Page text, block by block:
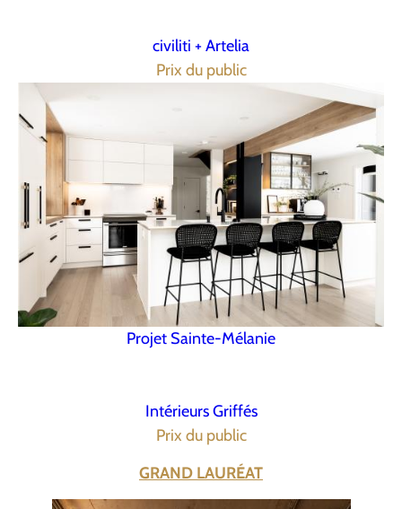
civiliti + Artelia
Prix du public
Projet Sainte-Mélanie
Intérieurs Griffés
Prix du public
GRAND LAURÉAT